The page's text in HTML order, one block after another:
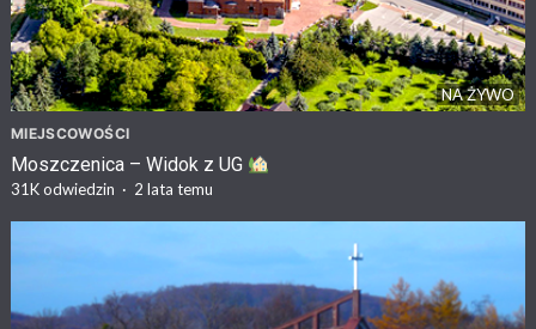
NA ŻYWO
MIEJSCOWOŚCI
Moszczenica – Widok z UG
31Kodwiedzin · 2 lata temu